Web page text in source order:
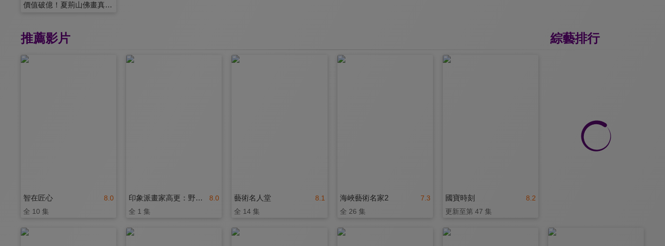
價值破億！夏荊山佛畫真跡鑑賞 第13集
綜藝排行
推薦影片
8.0
智在匠心
全 10 集
8.0
印象派畫家高更：野性的靈魂
全 1 集
8.1
藝術名人堂
全 14 集
7.3
海峽藝術名家2
全 26 集
8.2
國寶時刻
更新至第 47 集